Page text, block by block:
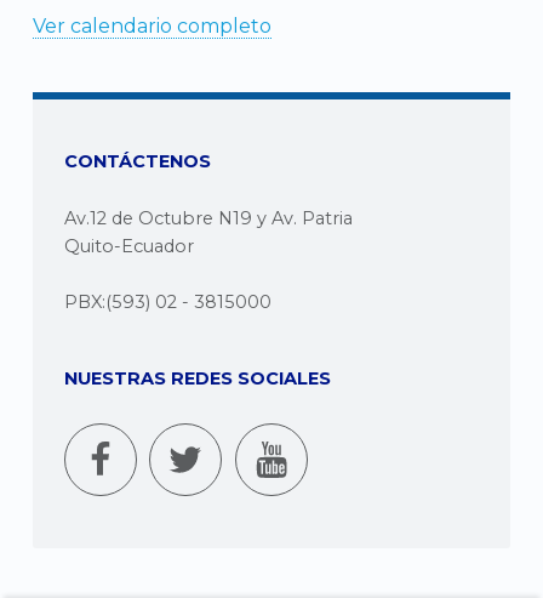
Ver calendario completo
CONTÁCTENOS
Av.12 de Octubre N19 y Av. Patria
Quito-Ecuador
PBX:(593) 02 - 3815000
NUESTRAS REDES SOCIALES